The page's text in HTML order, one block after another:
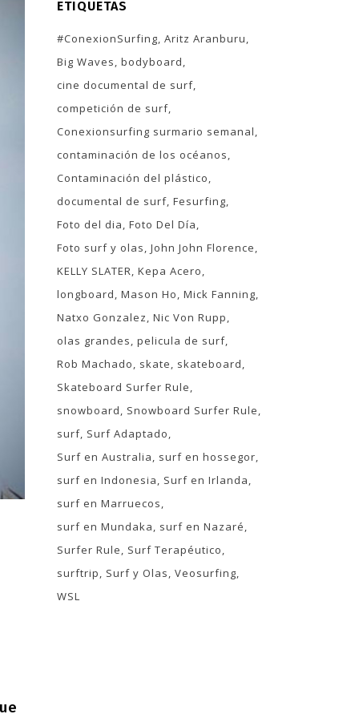
ETIQUETAS
#ConexionSurfing Aritz Aranburu
Big Waves bodyboard
cine documental de surf
competición de surf
Conexionsurfing surmario semanal
contaminación de los océanos
Contaminación del plástico
documental de surf Fesurfing
Foto del dia Foto Del Día
Foto surf y olas John John Florence
KELLY SLATER Kepa Acero
longboard Mason Ho Mick Fanning
Natxo Gonzalez Nic Von Rupp
olas grandes pelicula de surf
Rob Machado
skate
skateboard
Skateboard Surfer Rule
snowboard
Snowboard Surfer Rule
surf Surf Adaptado
Surf en Australia
surf en hossegor
surf en Indonesia
Surf en Irlanda
surf en Marruecos
surf en Mundaka
surf en Nazaré
Surfer Rule
Surf Terapéutico
surftrip
Surf y Olas Veosurfing
WSL